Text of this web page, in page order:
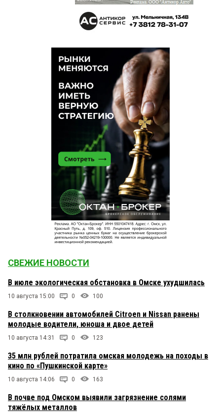
СВЕЖИЕ НОВОСТИ
В июле экологическая обстановка в Омске ухудшилась
10 августа 15:00 0 100
В столкновении автомобилей Citroen и Nissan ранены
молодые водители, юноша и двое детей
10 августа 14:31 0 123
35 млн рублей потратила омская молодежь на походы в
кино по «Пушкинской карте»
10 августа 14:06 0 163
В почве под Омском выявили загрязнение солями
тяжёлых металлов